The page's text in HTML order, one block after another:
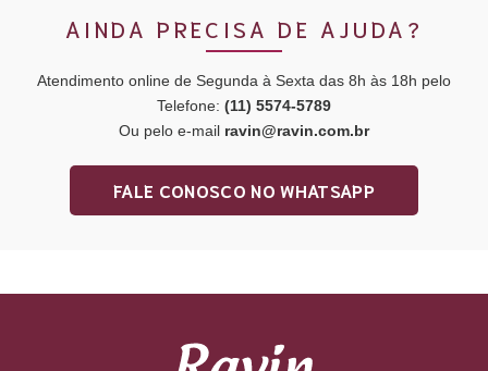
AINDA PRECISA DE AJUDA?
Atendimento online de Segunda à Sexta das 8h às 18h pelo
Telefone: (11) 5574-5789
Ou pelo e-mail ravin@ravin.com.br
FALE CONOSCO NO WHATSAPP